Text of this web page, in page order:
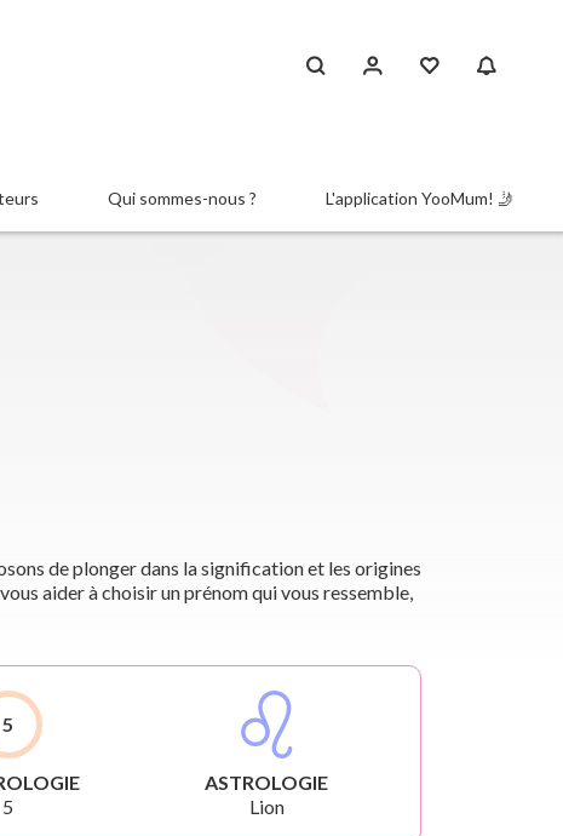
Qui sommes-nous ? L'application YooMum! 🤳
de plonger dans la signification et les origines
aider à choisir un prénom qui vous ressemble,
5
5
ASTROLOGIE
Lion